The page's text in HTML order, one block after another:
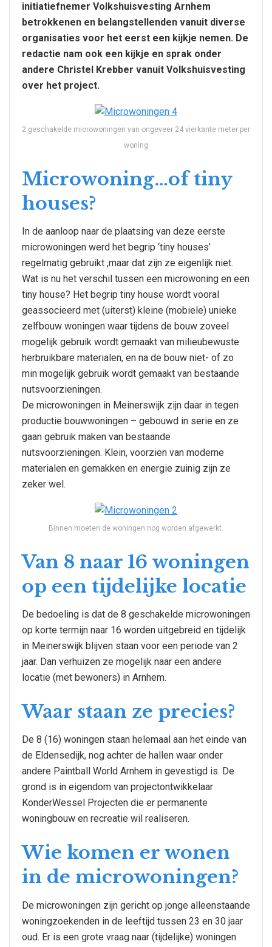
initiatiefnemer Volkshuisvesting Arnhem
betrokkenen en belangstellenden vanuit diverse
organisaties voor het eerst een kijkje nemen. De
redactie nam ook een kijkje en sprak onder
andere Christel Krebber vanuit Volkshuisvesting
over het project.
2 geschakelde microwoningen van ongeveer 24 vierkante meter per
woning
Microwoning…of tiny
houses?
In de aanloop naar de plaatsing van deze eerste
microwoningen werd het begrip ‘tiny houses’
regelmatig gebruikt ,maar dat zijn ze eigenlijk niet.
Wat is nu het verschil tussen een microwoning en een
tiny house? Het begrip tiny house wordt vooral
geassocieerd met (uiterst) kleine (mobiele) unieke
zelfbouw woningen waar tijdens de bouw zoveel
mogelijk gebruik wordt gemaakt van milieubewuste
herbruikbare materialen, en na de bouw niet- of zo
min mogelijk gebruik wordt gemaakt van bestaande
nutsvoorzieningen.
De microwoningen in Meinerswijk zijn daar in tegen
productie bouwwoningen – gebouwd in serie en ze
gaan gebruik maken van bestaande
nutsvoorzieningen. Klein, voorzien van moderne
materialen en gemakken en energie zuinig zijn ze
zeker wel.
Binnen moeten de woningen nog worden afgewerkt.
Van 8 naar 16 woningen
op een tijdelijke locatie
De bedoeling is dat de 8 geschakelde microwoningen
op korte termijn naar 16 worden uitgebreid en tijdelijk
in Meinerswijk blijven staan voor een periode van 2
jaar. Dan verhuizen ze mogelijk naar een andere
locatie (met bewoners) in Arnhem.
Waar staan ze precies?
De 8 (16) woningen staan helemaal aan het einde van
de Eldensedijk, nog achter de hallen waar onder
andere Paintball World Arnhem in gevestigd is. De
grond is in eigendom van projectontwikkelaar
KonderWessel Projecten die er permanente
woningbouw en recreatie wil realiseren.
Wie komen er wonen
in de microwoningen?
De microwoningen zijn gericht op jonge alleenstaande
woningzoekenden in de leeftijd tussen 23 en 30 jaar
oud. Er is een grote vraag naar (tijdelijke) woningen